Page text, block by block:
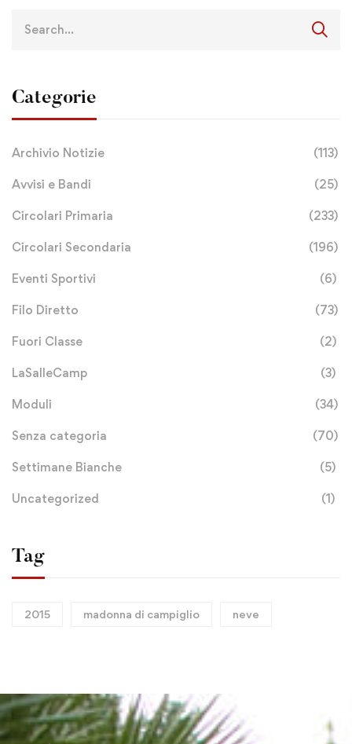
Categorie
Archivio Notizie (113)
Avvisi e Bandi (25)
Circolari Primaria (233)
Circolari Secondaria (196)
Eventi Sportivi (6)
Filo Diretto (73)
Fuori Classe (2)
LaSalleCamp (3)
Moduli (34)
Senza categoria (70)
Settimane Bianche (5)
Uncategorized (1)
Tag
2015 madonna di campiglio neve